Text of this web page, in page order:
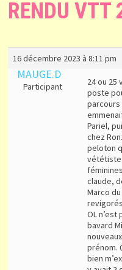
RENDU VTT
16 décembre 2023 à 8:11 pm
MAUGE.D
Participant
24 ou 25
poste
parcours
Pariel,
chez
peloton
claude,
Marco
OL n’est
bavard
prénom.
bien